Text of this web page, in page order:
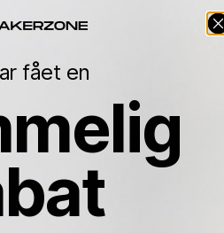
fået en